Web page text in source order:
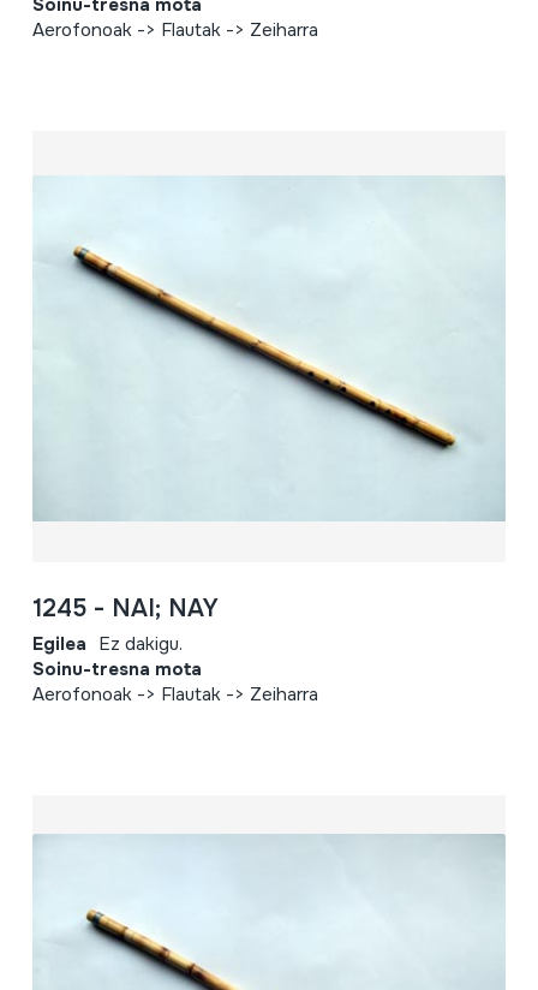
Soinu-tresna mota
Aerofonoak -> Flautak -> Zeiharra
1245 - NAI; NAY
Egilea Ez dakigu.
Soinu-tresna mota
Aerofonoak -> Flautak -> Zeiharra